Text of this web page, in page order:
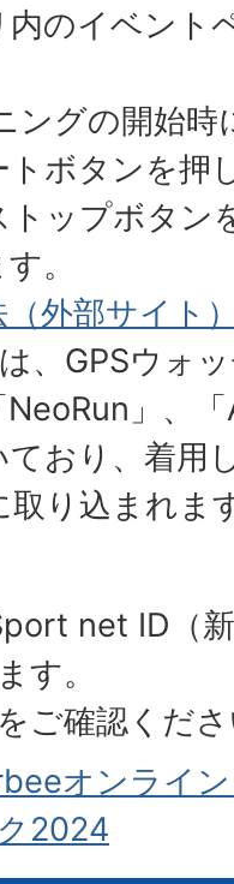
内のイベント
ングの開始時
トボタンを押
トップボタン
。
（外部サイト
、GPSウォ
」、
ており、着用
取り込まれま
net ID（
す。
ご確認くだ
オンライ
2024